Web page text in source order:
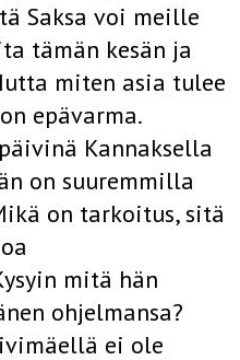
Saksa voi meille
tämän kesän ja
miten asia tulee
epävarma.
Kannaksella
on suuremmilla
on tarkoitus, sitä
mitä hän
ohjelmansa?
ei ole